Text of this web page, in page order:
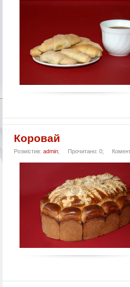
Коровай
Розмістив: admin; Прочитано: 0;